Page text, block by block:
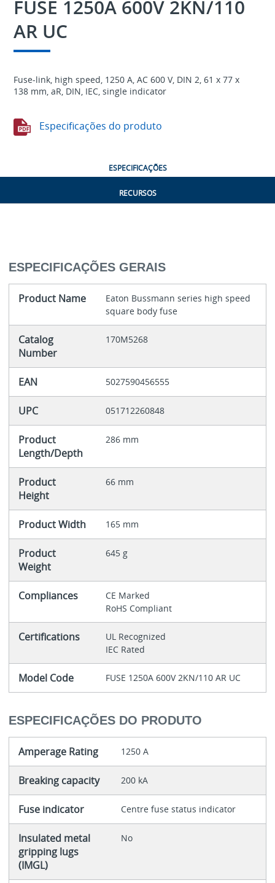
FUSE 1250A 600V 2KN/110
AR UC
Fuse-link, high speed, 1250 A, AC 600 V, DIN 2, 61 x 77 x
138 mm, aR, DIN, IEC, single indicator
Especificações do produto
ESPECIFICAÇÕES
RECURSOS
ESPECIFICAÇÕES GERAIS
Product Name
Eaton Bussmann series high speed
square body fuse
Catalog
Number
170M5268
EAN 5027590456555
UPC 051712260848
Product
Length/Depth
286 mm
Product
Height
66 mm
Product Width 165 mm
Product
Weight
645 g
Compliances
CE Marked
RoHS Compliant
Certifications
UL Recognized
IEC Rated
Model Code FUSE 1250A 600V 2KN/110 AR UC
ESPECIFICAÇÕES DO PRODUTO
Amperage Rating 1250 A
Breaking capacity 200 kA
Fuse indicator Centre fuse status indicator
Insulated metal
gripping lugs
(IMGL)
No